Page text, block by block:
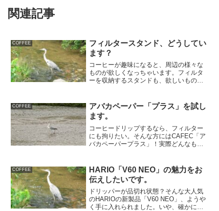
関連記事
COFFEE
フィルタースタンド、どうしてい
ます？
コーヒーが趣味になると、周辺の様々な
ものが欲しくなっちゃいます。フィルタ
ーを収納するスタンドも、欲しいものの
COFFEE
アバカペーパー「プラス」を試し
ます。
コーヒードリップするなら、フィルター
にも拘りたい。そんな方にはCAFEC「ア
バカペーパープラス」！実際どんなもの
COFFEE
HARIO「V60 NEO」の魅力をお
伝えしたいです。
ドリッパーが品切れ状態？そんな大人気
のHARIOの新製品「V60 NEO」、ようや
く手に入れられました。いや、確かにこ